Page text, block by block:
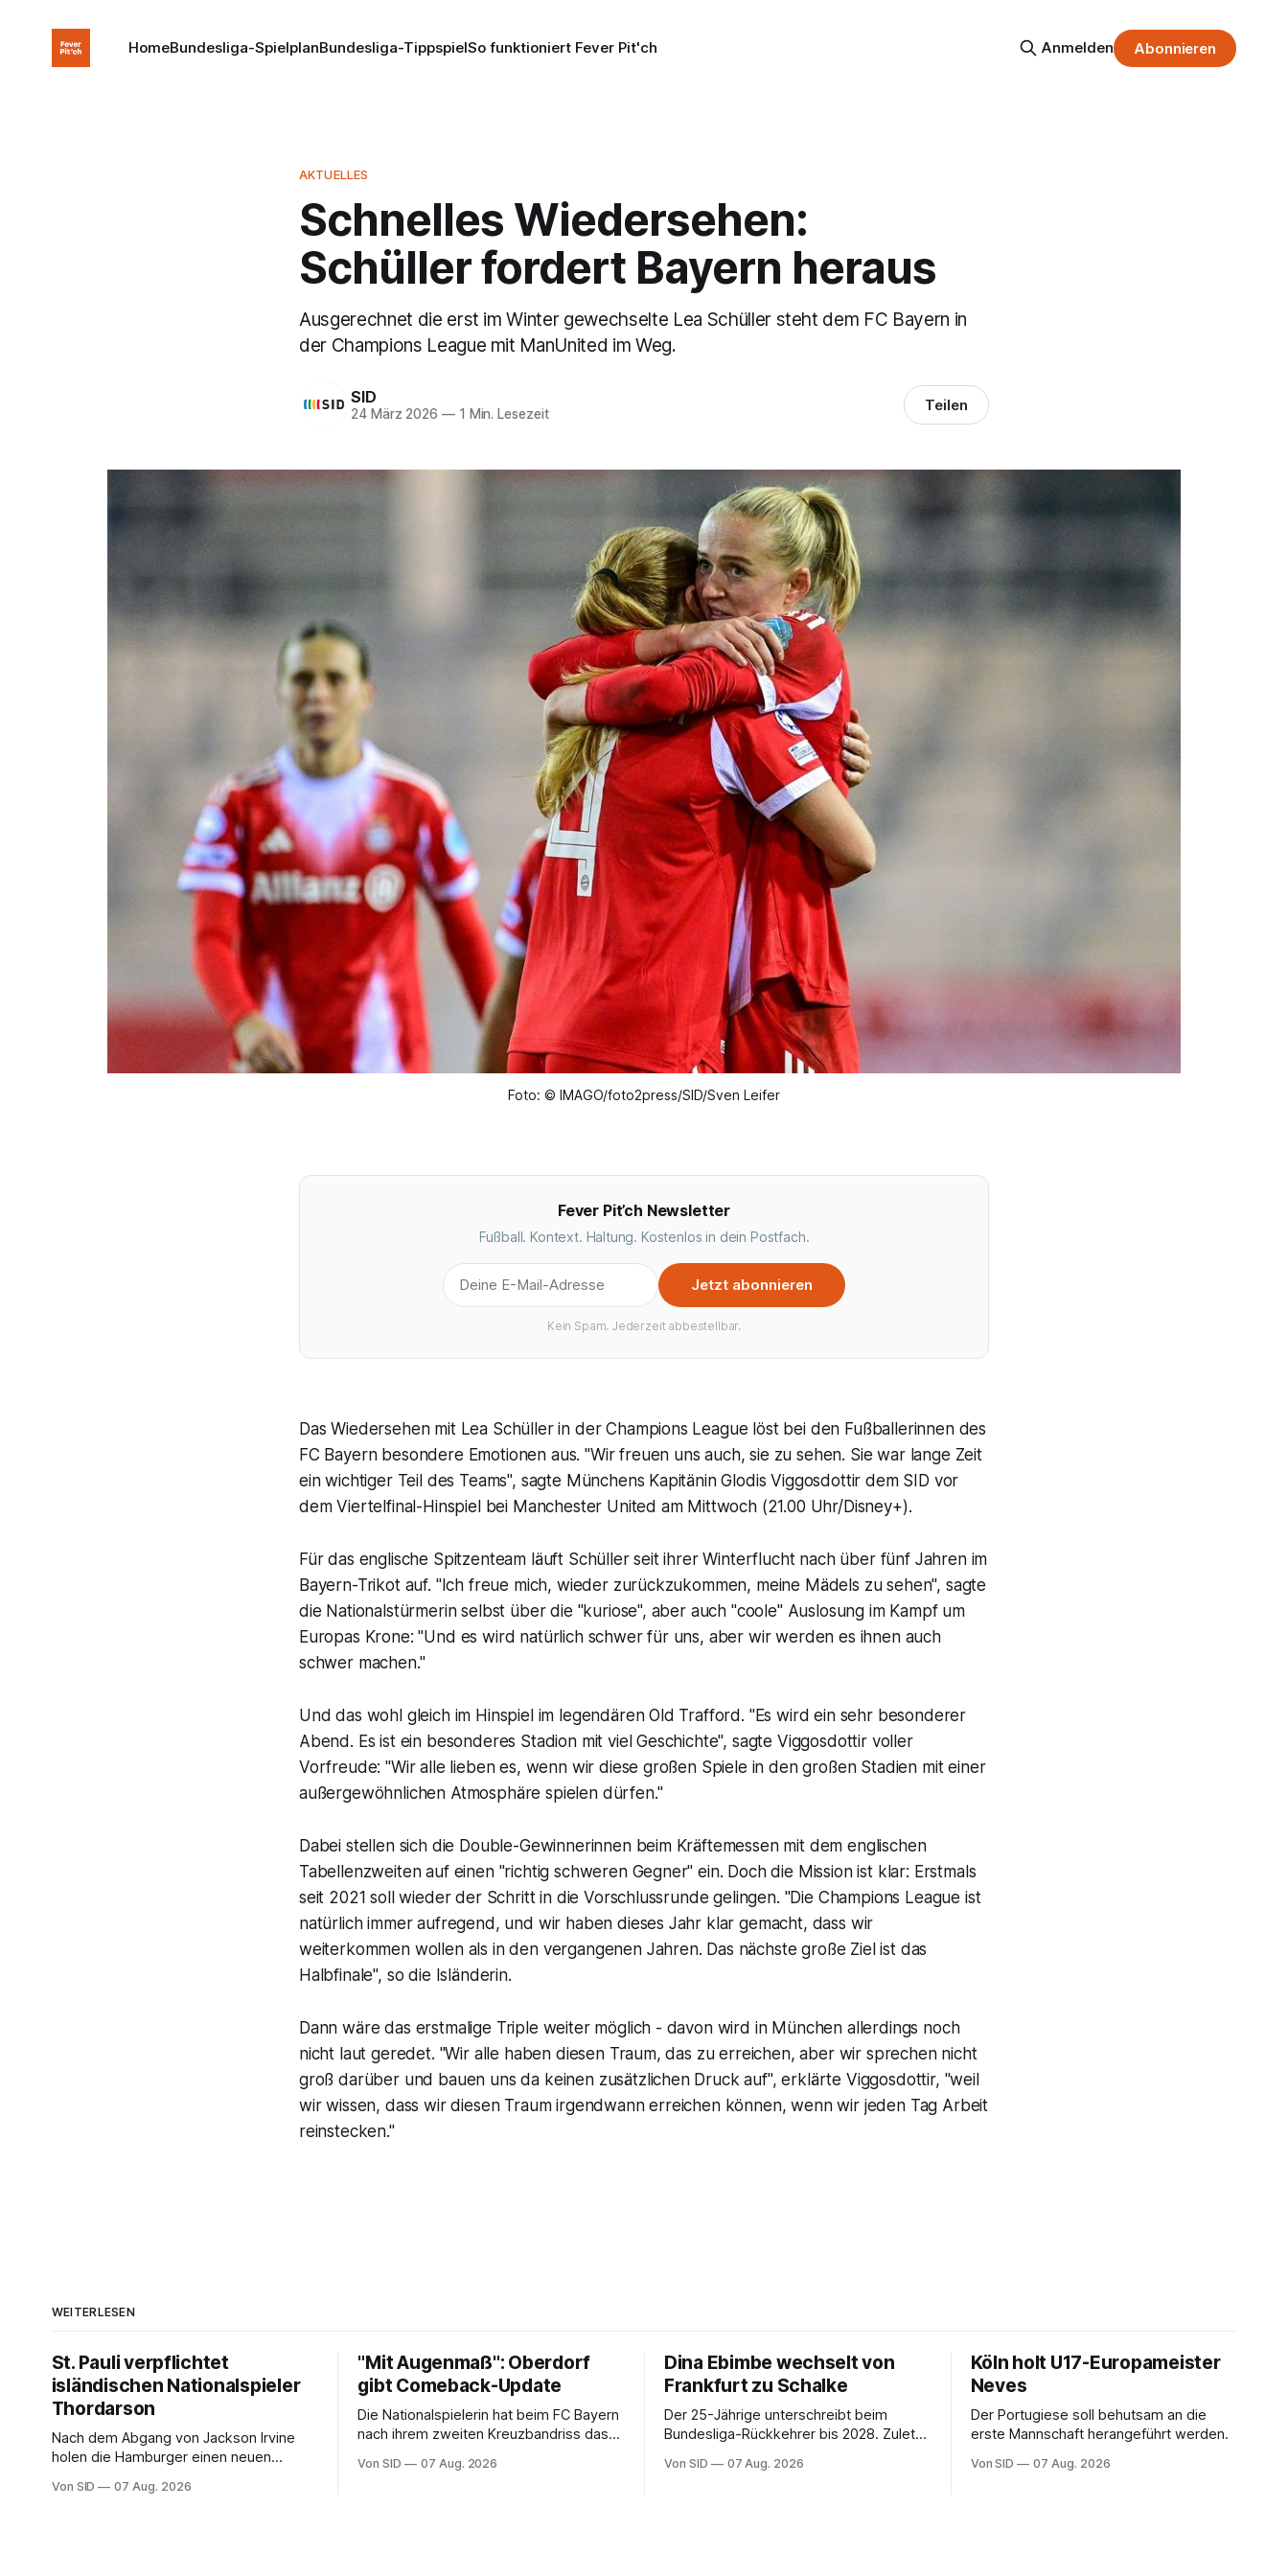
HomeBundesliga-SpielplanBundesliga-TippspielSo funktioniert Fever Pit'ch Anmelden Abonnieren
AKTUELLES
Schnelles Wiedersehen:
Schüller fordert Bayern heraus
Ausgerechnet die erst im Winter gewechselte Lea Schüller steht dem FC Bayern in
der Champions League mit ManUnited im Weg.
SID
24 März 2026 —1 Min. Lesezeit Teilen
Foto: © IMAGO/foto2press/SID/Sven Leifer
Fever Pit’ch Newsletter
Fußball. Kontext. Haltung. Kostenlos in dein Postfach.
Jetzt abonnieren
Kein Spam. Jederzeit abbestellbar.
Das Wiedersehen mit Lea Schüller in der Champions League löst bei den Fußballerinnen des
FC Bayern besondere Emotionen aus. "Wir freuen uns auch, sie zu sehen. Sie war lange Zeit
ein wichtiger Teil des Teams", sagte Münchens Kapitänin Glodis Viggosdottir dem SID vor
dem Viertelfinal-Hinspiel bei Manchester United am Mittwoch (21.00 Uhr/Disney+).
Für das englische Spitzenteam läuft Schüller seit ihrer Winterflucht nach über fünf Jahren im
Bayern-Trikot auf. "Ich freue mich, wieder zurückzukommen, meine Mädels zu sehen", sagte
die Nationalstürmerin selbst über die "kuriose", aber auch "coole" Auslosung im Kampf um
Europas Krone: "Und es wird natürlich schwer für uns, aber wir werden es ihnen auch
schwer machen."
Und das wohl gleich im Hinspiel im legendären Old Trafford. "Es wird ein sehr besonderer
Abend. Es ist ein besonderes Stadion mit viel Geschichte", sagte Viggosdottir voller
Vorfreude: "Wir alle lieben es, wenn wir diese großen Spiele in den großen Stadien mit einer
außergewöhnlichen Atmosphäre spielen dürfen."
Dabei stellen sich die Double-Gewinnerinnen beim Kräftemessen mit dem englischen
Tabellenzweiten auf einen "richtig schweren Gegner" ein. Doch die Mission ist klar: Erstmals
seit 2021 soll wieder der Schritt in die Vorschlussrunde gelingen. "Die Champions League ist
natürlich immer aufregend, und wir haben dieses Jahr klar gemacht, dass wir
weiterkommen wollen als in den vergangenen Jahren. Das nächste große Ziel ist das
Halbfinale", so die Isländerin.
Dann wäre das erstmalige Triple weiter möglich - davon wird in München allerdings noch
nicht laut geredet. "Wir alle haben diesen Traum, das zu erreichen, aber wir sprechen nicht
groß darüber und bauen uns da keinen zusätzlichen Druck auf", erklärte Viggosdottir, "weil
wir wissen, dass wir diesen Traum irgendwann erreichen können, wenn wir jeden Tag Arbeit
reinstecken."
WEITERLESEN
St. Pauli verpflichtet
isländischen Nationalspieler
Thordarson
Nach dem Abgang von Jackson Irvine
holen die Hamburger einen neuen
Von SID 07 Aug. 2026
"Mit Augenmaß": Oberdorf
gibt Comeback-Update
Die Nationalspielerin hat beim FC Bayern
nach ihrem zweiten Kreuzbandriss das
Von SID 07 Aug. 2026
Dina Ebimbe wechselt von
Frankfurt zu Schalke
Der 25-Jährige unterschreibt beim
Bundesliga-Rückkehrer bis 2028. Zuletzt
Von SID 07 Aug. 2026
Köln holt U17-Europameister
Neves
Der Portugiese soll behutsam an die
erste Mannschaft herangeführt werden.
Von SID 07 Aug. 2026